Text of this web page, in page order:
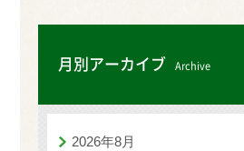
月別アーカイブ Archive
2026年8月